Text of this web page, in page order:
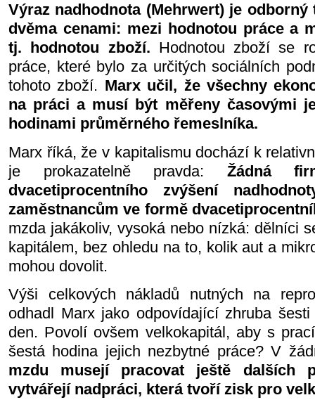
Výraz nadhodnota (Mehrwert) je
dvěma cenami: mezi hodnotou práce a
tj. hodnotou zboží. Hodnotou zboží se
práce, které bylo za určitých sociálních
tohoto zboží. Marx učil, že všechny
na práci a musí být měřeny časovými
hodinami průměrného řemeslníka.
Marx říká, že v kapitalismu dochází k
je prokazatelně pravda: Žádná
dvacetiprocentního zvýšení
zaměstnancům ve formě
mzda jakákoliv, vysoká nebo nízká: dělníci
kapitálem, bez ohledu na to, kolik aut a
mohou dovolit.
Výši celkových nákladů nutných na
odhadl Marx jako odpovídající zhruba
den. Povolí ovšem velkokapitál, aby s
šestá hodina jejich nezbytné práce? V
mzdu musejí pracovat ještě dalších
vytvářejí nadpráci, která tvoří zisk pro